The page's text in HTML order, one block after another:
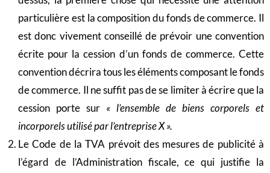
particulière est la composition du fonds de commerce. Il
est donc vivement conseillé de prévoir une convention
écrite pour la cession d’un fonds de commerce. Cette
convention décrira tous les éléments composant le fonds
de commerce. Il ne suffit pas de se limiter à écrire que la
cession porte sur « l’ensemble de biens corporels et
incorporels utilisé par l’entreprise X ».
Le Code de la TVA prévoit des mesures de publicité à
l’égard de l’Administration fiscale, ce qui justifie la